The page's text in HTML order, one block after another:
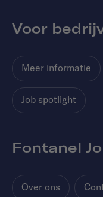
Voor
Meer informatie
Job spotlight
Fontanel
Over ons